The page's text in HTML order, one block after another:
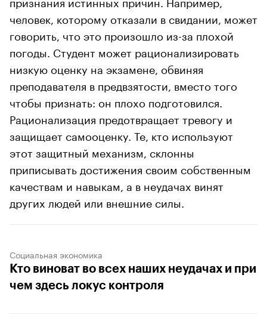
человек, которому отказали в свидании, может
говорить, что это произошло из-за плохой
погоды. Студент может рационализировать
низкую оценку на экзамене, обвиняя
преподавателя в предвзятости, вместо того
чтобы признать: он плохо подготовился.
Рационализация предотвращает тревогу и
защищает самооценку. Те, кто используют
этот защитный механизм, склонны
приписывать достижения своим собственным
качествам и навыкам, а в неудачах винят
других людей или внешние силы.
Социальная экономика
Кто виноват во всех наших неудачах и при
чем здесь локус контроля